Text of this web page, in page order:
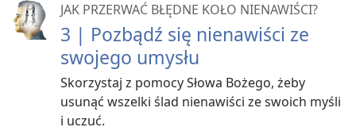
JAK PRZERWAĆ BŁĘDNE KOŁO NIENAWIŚCI?
3 | Pozbądź się nienawiści ze
swojego umysłu
Skorzystaj z pomocy Słowa Bożego, żeby
usunąć wszelki ślad nienawiści ze swoich myśli
i uczuć.